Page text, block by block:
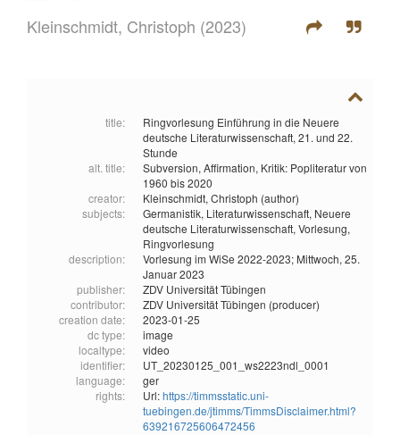
Kleinschmidt, Christoph (2023)
title:
Ringvorlesung Einführung in die Neuere
deutsche Literaturwissenschaft, 21. und 22.
Stunde
alt. title:
Subversion, Affirmation, Kritik: Popliteratur von
1960 bis 2020
creator:
Kleinschmidt, Christoph (author)
subjects:
Germanistik, Literaturwissenschaft, Neuere
deutsche Literaturwissenschaft, Vorlesung,
Ringvorlesung
description:
Vorlesung im WiSe 2022-2023; Mittwoch, 25.
Januar 2023
publisher:
ZDV Universität Tübingen
contributor:
ZDV Universität Tübingen (producer)
creation date:
2023-01-25
dc type:
image
localtype:
video
identifier:
UT_20230125_001_ws2223ndl_0001
language:
ger
rights:
Url:https://timmsstatic.uni-
tuebingen.de/jtimms/TimmsDisclaimer.html?
639216725606472456